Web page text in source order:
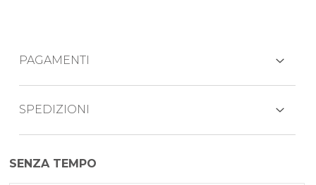
PAGAMENTI
SPEDIZIONI
entro 7 giorni lavorativi.
SENZA TEMPO